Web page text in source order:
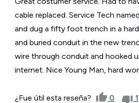
cable replaced. Service Tech
and dug a fifty foot trench in a
and buried conduit in the new
wire through conduit and hooked
internet. Nice Young Man, hard
¿Fue útil esta reseña? 0 1